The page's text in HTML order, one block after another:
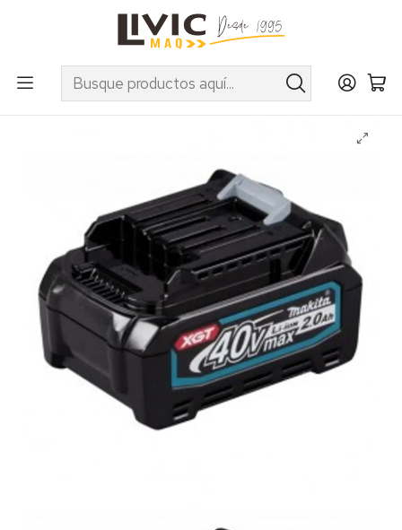
UTILIZA EL CUPÓN "INVIERNO10" EN PRODUCTOS SELECCIONADOS
Makita Accesorios
Bateria BL4020 40V 2,0Ah Li-Ion (sin caja)